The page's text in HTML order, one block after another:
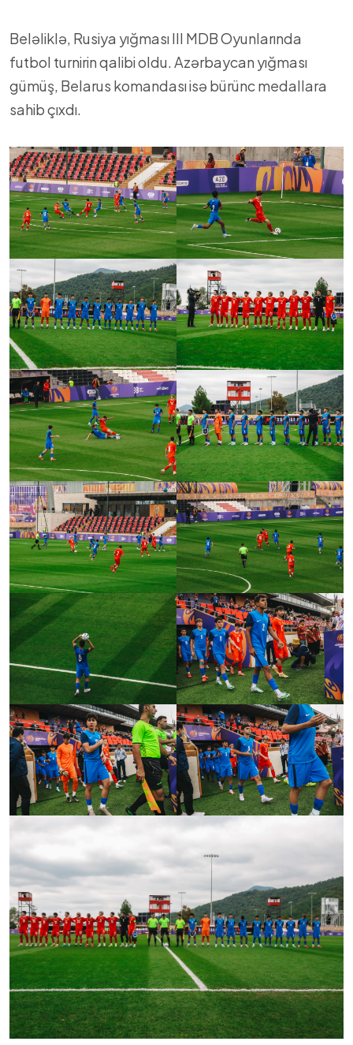
Beləliklə, Rusiya yığması III MDB Oyunlarında
futbol turnirin qalibi oldu. Azərbaycan yığması
gümüş, Belarus komandası isə bürünc medallara
sahib çıxdı.